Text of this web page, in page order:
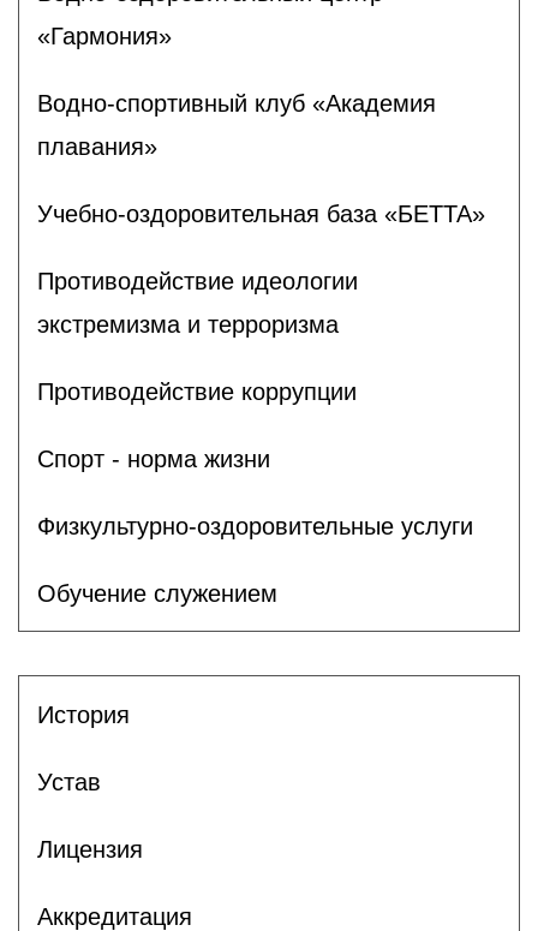
«Гармония»
Водно-спортивный клуб «Академия
плавания»
Учебно-оздоровительная база «БЕТТА»
Противодействие идеологии
экстремизма и терроризма
Противодействие коррупции
Спорт - норма жизни
Физкультурно-оздоровительные услуги
Обучение служением
История
Устав
Лицензия
Аккредитация